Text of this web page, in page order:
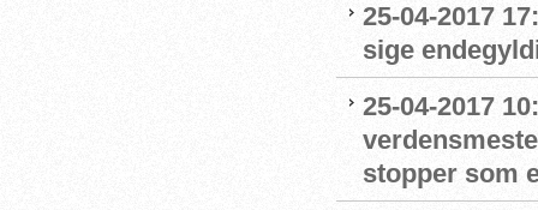
25-04-2017
sige
25-04-2017
stopper som